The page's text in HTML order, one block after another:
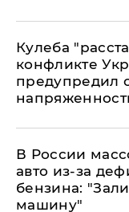
Кулеба
конфликте
предупредил
В России
авто из-за
бензина:
машину"